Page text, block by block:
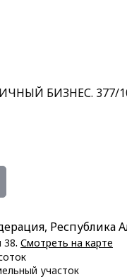
БИЗНЕС. 377/
Республика
38. Смотреть на карте
участок